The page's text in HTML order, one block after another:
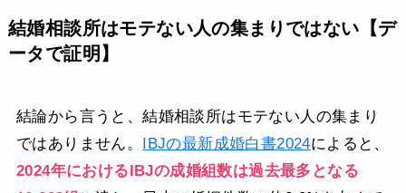
結婚相談所はモテない人の集まりではない【デ
ータで証明】
結論から言うと、結婚相談所はモテない人の集まり
ではありません。
IBJの最新成婚白書2024によると、
2024年におけるIBJの成婚組数は過去最多となる